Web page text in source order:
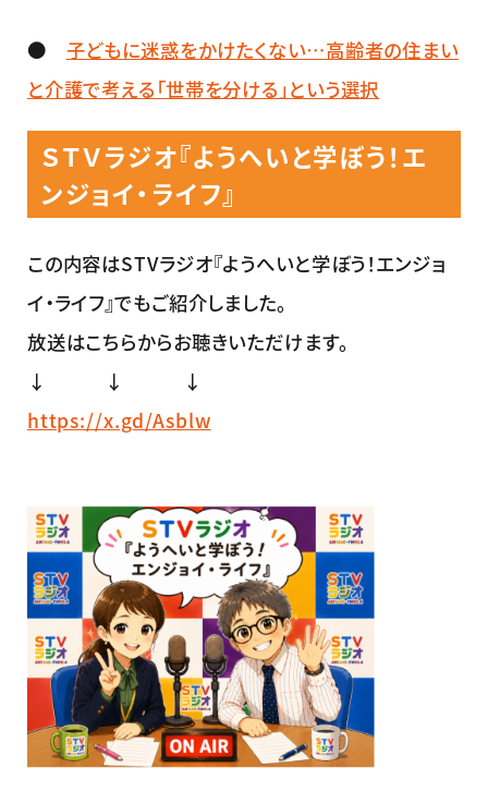
● 子どもに迷惑をかけたくない…高齢者の住まい
と介護で考える「世帯を分ける」という選択
ＳＴＶラジオ『ようへいと学ぼう！エ
ンジョイ・ライフ』
この内容はSTVラジオ『ようへいと学ぼう！エンジョ
イ・ライフ』でもご紹介しました。
放送はこちらからお聴きいただけます。
↓ ↓ ↓
https://x.gd/Asblw